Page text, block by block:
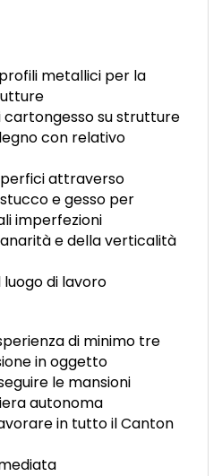
metallici per la
cartongesso su strutture
con relativo
attraverso
e gesso per
imperfezioni
e della verticalità
luogo di lavoro
di minimo tre
in oggetto
le mansioni
autonoma
in tutto il Canton